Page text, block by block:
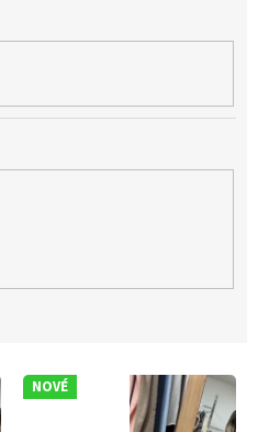
NOVÉ